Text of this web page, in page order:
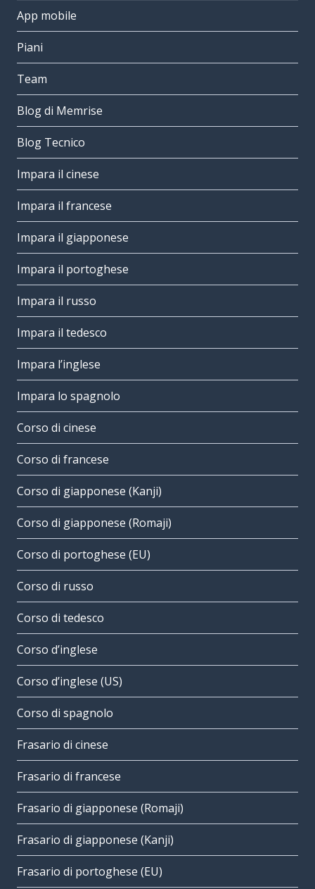
App mobile
Piani
Team
Blog di Memrise
Blog Tecnico
Impara il cinese
Impara il francese
Impara il giapponese
Impara il portoghese
Impara il russo
Impara il tedesco
Impara l’inglese
Impara lo spagnolo
Corso di cinese
Corso di francese
Corso di giapponese (Kanji)
Corso di giapponese (Romaji)
Corso di portoghese (EU)
Corso di russo
Corso di tedesco
Corso d’inglese
Corso d’inglese (US)
Corso di spagnolo
Frasario di cinese
Frasario di francese
Frasario di giapponese (Romaji)
Frasario di giapponese (Kanji)
Frasario di portoghese (EU)